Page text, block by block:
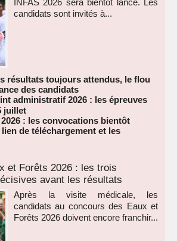
candidats sont invités à...
résultats toujours attendus, le flou
des candidats
administratif 2026 : les épreuves
juillet
: les convocations bientôt
de téléchargement et les
et Forêts 2026 : les trois
avant les résultats
Après la visite médicale, les
candidats au concours des Eaux et
Forêts 2026 doivent encore franchir...